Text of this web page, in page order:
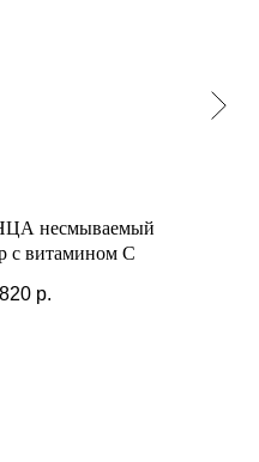
несмываемый
с витамином С
р.